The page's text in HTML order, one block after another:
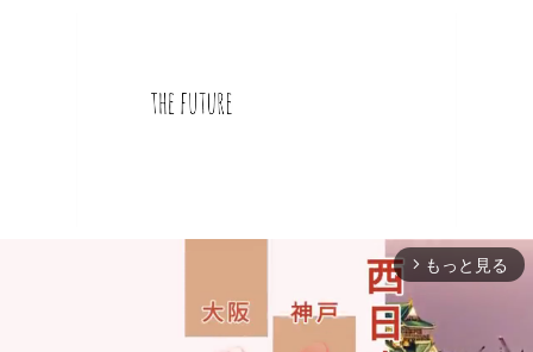
arrow_forward_ios もっと見る